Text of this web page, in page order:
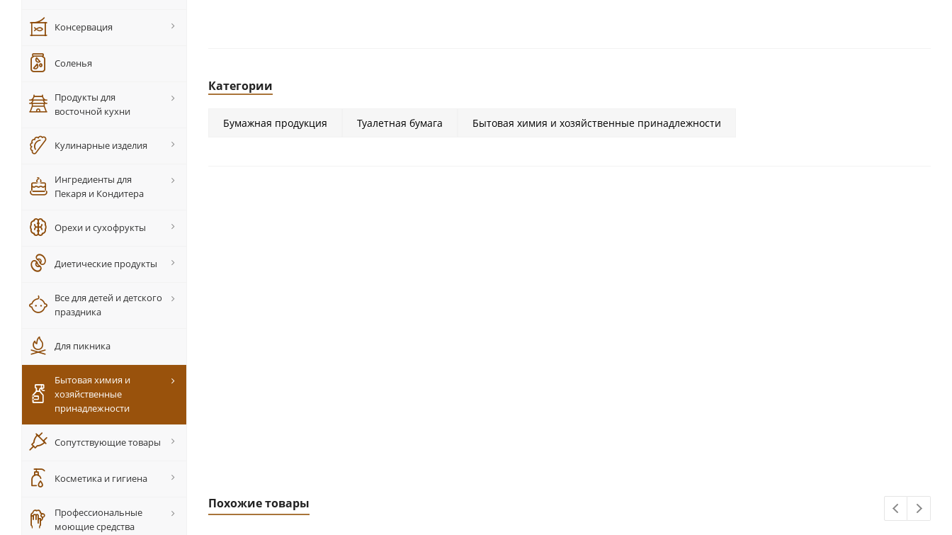
Категории
Бумажная продукция Туалетная бумага Бытовая химия и хозяйственные принадлежности
Похожие товары
Консервация
Соленья
Продукты для
восточной кухни
Кулинарные изделия
Ингредиенты для
Пекаря и Кондитера
Орехи и сухофрукты
Диетические продукты
Все для детей и детского
праздника
Для пикника
Бытовая химия и
хозяйственные
принадлежности
Сопутствующие товары
Косметика и гигиена
Профессиональные
моющие средства